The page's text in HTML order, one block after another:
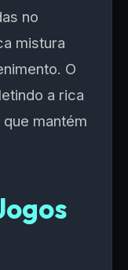
no
mistura
O
a rica
mantém